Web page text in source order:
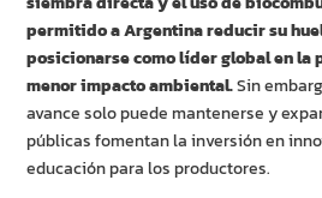
permitido a Argentina reducir su
posicionarse como líder global en la
menor impacto ambiental.Sin
avance solo puede mantenerse y
públicas fomentan la inversión en
educación para los productores.